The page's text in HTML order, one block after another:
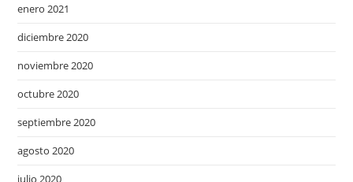
enero 2021
diciembre 2020
noviembre 2020
octubre 2020
septiembre 2020
agosto 2020
julio 2020